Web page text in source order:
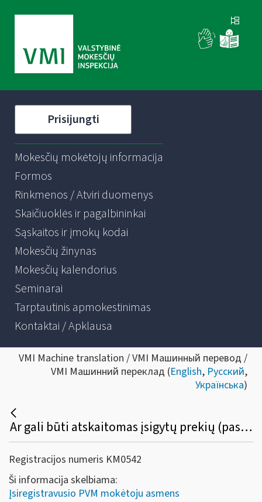
Prisijungti
Mokesčių mokėtojų informacija
Formos
Rinkmenos / Atviri duomenys
Skaičiuoklės ir pagalbininkai
Sąskaitos ir įmokų kodai
Mokesčių žinynas
Mokesčių kalendorius
Seminarai
Tarptautinis apmokestinimas
Kontaktai / Apklausa
VMI Machine translation / VMI Машинный перевод /
VMI Машинний переклад (English, Русский,
Українська)
Ar gali būti atskaitomas įsigytų prekių (paslaugų) pirkimo PVM, skirtų numatomai PVM apmokestinamai veiklai vykdyti, kuri vėliau dėl tam tikrų priežasčių nebuvo pradėta vykdyti?
Registracijos numeris KM0542
Ši informacija skelbiama:
Įsiregistravusio PVM mokėtoju asmens